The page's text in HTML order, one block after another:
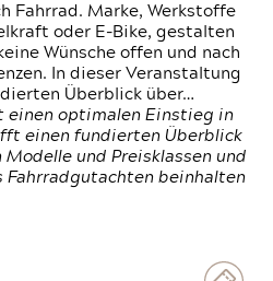
Fahrrad. Marke, Werkstoffe
oder E-Bike, gestalten
Wünsche offen und nach
In dieser Veranstaltung
Überblick über…
einen optimalen Einstieg in
einen fundierten Überblick
und Preisklassen und
Fahrradgutachten beinhalten